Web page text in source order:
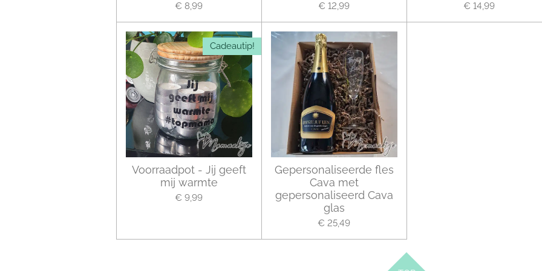
€ 8,99 € 12,99 € 14,99
Cadeautip!
Voorraadpot - Jij geeft
mij warmte
€ 9,99
Gepersonaliseerde fles
Cava met
gepersonaliseerd Cava
glas
€ 25,49